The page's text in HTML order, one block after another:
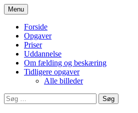
JHK Træservice
Menu Hop
til
indhold
Forside
Opgaver
Priser
Uddannelse
Om fælding og beskæring
Tidligere opgaver
Alle billeder
Søg
efter: